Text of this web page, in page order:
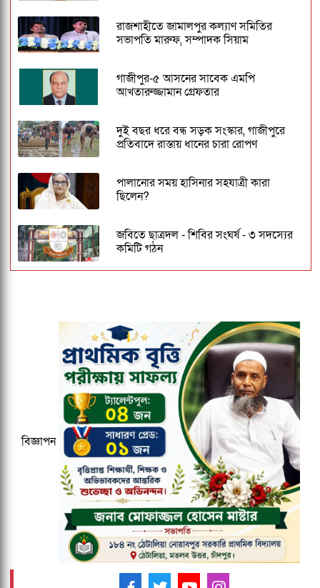
রাজশাহীতে জামালপুর কল্যাণ সমিতির
সভাপতি মারুফ, সম্পাদক সিয়াম
গাজীপুর-৫ আসনের সাবেক এমপি
আখতারুজ্জামান গ্রেফতার
দুই বছর ধরে বন্ধ সড়ক সংস্কার, গাজীপুরে
প্রতিবাদে রাস্তায় ধানের চারা রোপণ
পালানোর সময় হাসিনার সহযাত্রী কারা
ছিলেন?
জবিতে ছাত্রদল - শিবির সংঘর্ষ - ৩ সদস্যের
কমিটি গঠন
জকসু ভিপি ও জিএসকে ক্যাম্পাসছাড়া করল
ছাত্রদল
বাংলাদেশ জনরাষ্ট্র আন্দোলন নামে নতুন
রাজনৈতিক দলের আত্মপ্রকাশ
মাউশিতে আসছে নতুন ডিজি
বিজ্ঞাপন